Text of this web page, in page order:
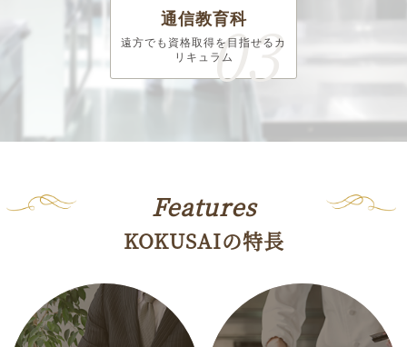
通信教育科
遠方でも資格取得を目指せる カ
リキュラム
Features
KOKUSAIの特長